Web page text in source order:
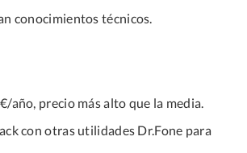
conocimientos técnicos.
año, precio más alto que la media.
con otras utilidades Dr.Fone para